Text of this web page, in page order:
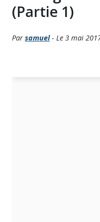
(Partie 1)
Par samuel- Le 3 mai